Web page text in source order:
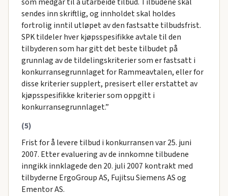
sendes inn skriftlig, og innholdet skal holdes
fortrolig inntil utløpet av den fastsatte tilbudsfrist.
SPK tildeler hver kjøpsspesifikke avtale til den
tilbyderen som har gitt det beste tilbudet på
grunnlag av de tildelingskriterier som er fastsatt i
konkurransegrunnlaget for Rammeavtalen, eller for
disse kriterier supplert, presisert eller erstattet av
kjøpsspesifikke kriterier som oppgitt i
konkurransegrunnlaget.”
(5)
Frist for å levere tilbud i konkurransen var 25. juni
2007. Etter evaluering av de innkomne tilbudene
inngikk innklagede den 20. juli 2007 kontrakt med
tilbyderne ErgoGroup AS, Fujitsu Siemens AS og
Ementor AS.